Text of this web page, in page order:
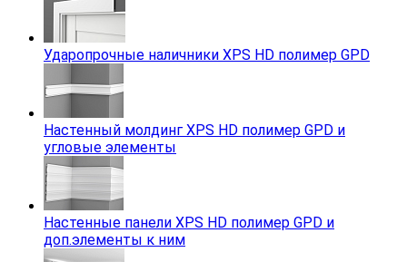
Ударопрочные наличники XPS HD полимер GPD
Настенный молдинг XPS HD полимер GPD и
угловые элементы
Настенные панели XPS HD полимер GPD и
доп.элементы к ним